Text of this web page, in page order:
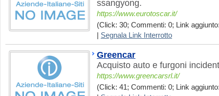
ssangyong.
https://www.eurotoscar.it/
(Click: 30; Commenti: 0; Link
Segnala Link Interrotto
Greencar
Acquisto auto e furgoni
https://www.greencarsrl.it/
(Click: 41; Commenti: 0; Link